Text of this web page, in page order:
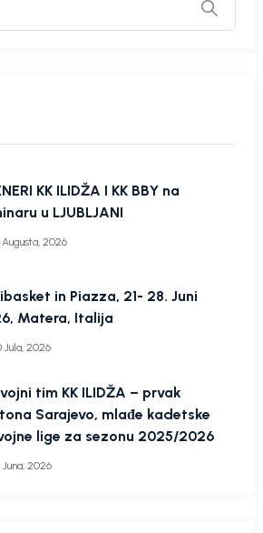
KK ILIDŽA I KK BBY na
u LJUBLJANI
2026
in Piazza, 21- 28. Juni
Matera, Italija
Jula, 2026
tim KK ILIDŽA – prvak
Sarajevo, mlađe kadetske
lige za sezonu 2025/2026
Juna, 2026